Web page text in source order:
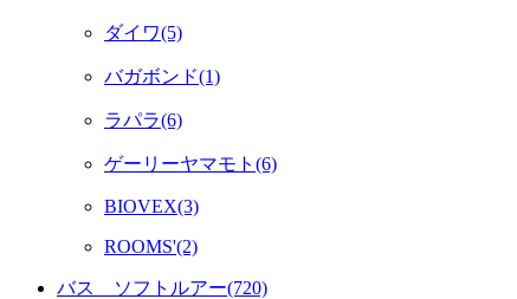
ダイワ(5)
バガボンド(1)
ラパラ(6)
ゲーリーヤマモト(6)
BIOVEX(3)
ROOMS'(2)
バス ソフトルアー(720)